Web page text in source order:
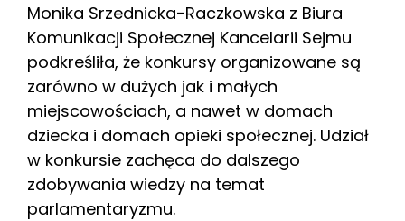
Monika Srzednicka-Raczkowska z Biura
Komunikacji Społecznej Kancelarii Sejmu
podkreśliła, że konkursy organizowane są
zarówno w dużych jak i małych
miejscowościach, a nawet w domach
dziecka i domach opieki społecznej. Udział
w konkursie zachęca do dalszego
zdobywania wiedzy na temat
parlamentaryzmu.